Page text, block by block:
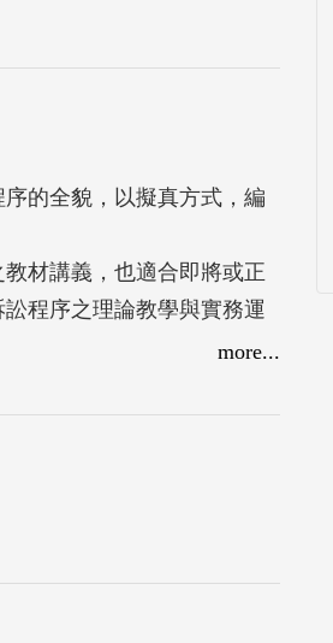
的全貌，以擬真方式，編
材講義，也適合即將或正
程序之理論教學與實務運
，並蒙各界惠賜寶貴意
more...